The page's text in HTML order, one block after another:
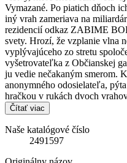
Vymazané. Po piatich dňoch
iný vrah zameriava na
rezidencií odkaz ZABIME
svety. Hrozí, že vzplanie vlna
vyplývajúceho zo stretu
vyšetrovateľka z Občianskej
ju vedie nečakaným smerom.
anonymného odosielateľa,
hračkou v rukách dvoch
Čítať viac
Naše katalógové číslo
2491597